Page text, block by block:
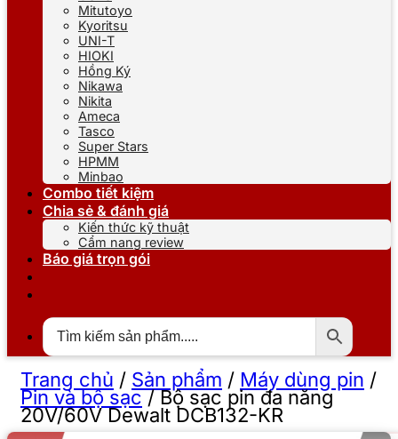
Mitutoyo
Kyoritsu
UNI-T
HIOKI
Hồng Ký
Nikawa
Nikita
Ameca
Tasco
Super Stars
HPMM
Minbao
Combo tiết kiệm
Chia sẻ & đánh giá
Kiến thức kỹ thuật
Cẩm nang review
Báo giá trọn gói
Trang chủ / Sản phẩm / Máy dùng pin /
Pin và bộ sạc/Bộ sạc pin đa năng
20V/60V Dewalt DCB132-KR